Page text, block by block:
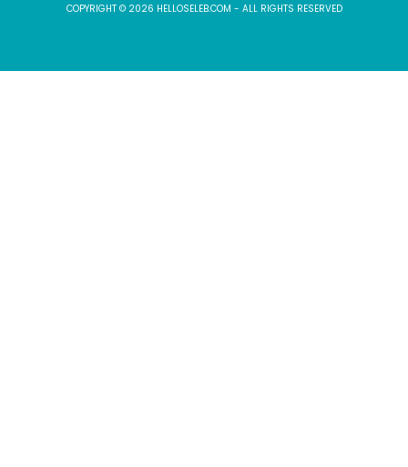
COPYRIGHT © 2026 HELLOSELEB.COM - ALL RIGHTS RESERVED